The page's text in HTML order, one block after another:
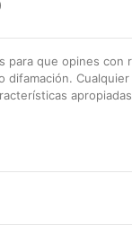
para que opines con
difamación.